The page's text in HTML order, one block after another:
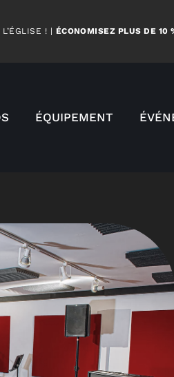
! | ÉCONOMISEZ PLUS DE 10
ÉQUIPEMENT